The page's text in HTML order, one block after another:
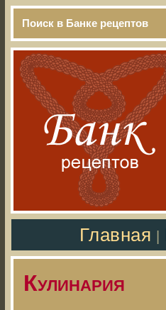
Поиск в Банке рецептов
Главная
Кулинария